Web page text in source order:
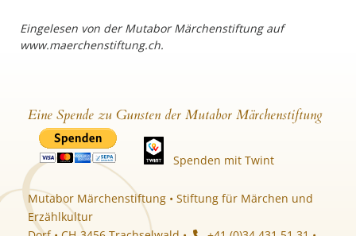
Eingelesen von der Mutabor Märchenstiftung auf
www.maerchenstiftung.ch.
Eine Spende zu Gunsten der Mutabor Märchenstiftung
Spenden mit Twint
Mutabor Märchenstiftung • Stiftung für Märchen und
Erzählkultur